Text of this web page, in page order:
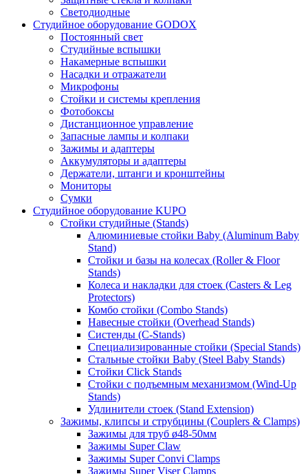
Светодиодные
Студийное оборудование GODOX
Постоянный свет
Студийные вспышки
Накамерные вспышки
Насадки и отражатели
Микрофоны
Стойки и системы крепления
Фотобоксы
Дистанционное управление
Запасные лампы и колпаки
Зажимы и адаптеры
Аккумуляторы и адаптеры
Держатели, штанги и кронштейны
Мониторы
Сумки
Студийное оборудование KUPO
Стойки студийные (Stands)
Алюминиевые стойки Baby (Aluminum Baby
Stand)
Стойки и базы на колесах (Roller & Floor
Stands)
Колеса и накладки для стоек (Casters & Leg
Protectors)
Комбо стойки (Combo Stands)
Навесные стойки (Overhead Stands)
Систенды (C-Stands)
Специализированные стойки (Special Stands)
Стальные стойки Baby (Steel Baby Stands)
Стойки Click Stands
Стойки с подъемным механизмом (Wind-Up
Stands)
Удлинители стоек (Stand Extension)
Зажимы, клипсы и струбцины (Couplers & Clamps)
Зажимы для труб ø48-50мм
Зажимы Super Claw
Зажимы Super Convi Clamps
Зажимы Super Viser Clamps